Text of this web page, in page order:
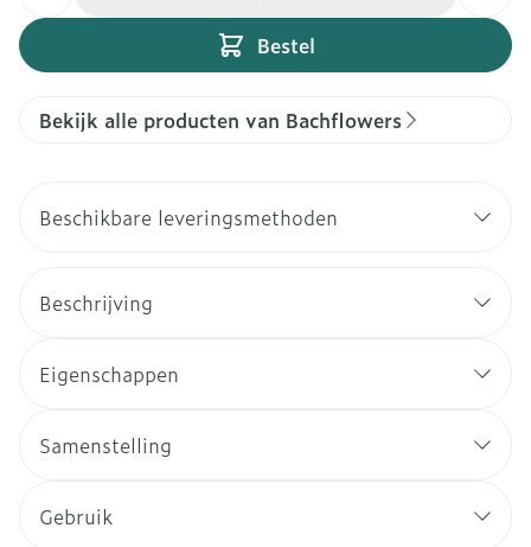
Bestel
Bekijk alle producten van Bachflowers
Beschikbare leveringsmethoden
Beschrijving
Eigenschappen
Samenstelling
Gebruik